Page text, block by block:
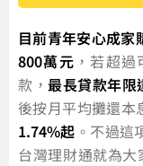
目前青年安心成家
800萬元 ，若超
款，最長貸款年限
後按月平均攤還本
1.74%起 。不過這
台灣理財通就為